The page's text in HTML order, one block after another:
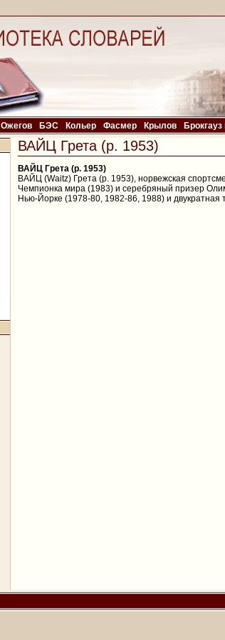
Ожегов БЭС Кольер Фасмер Крылов
ВАЙЦ Грета (р. 1953)
ВАЙЦ Грета (р. 1953)
ВАЙЦ (Waitz) Грета (р. 1953), норвежская
Чемпионка мира (1983) и серебряный призер
Нью-Йорке (1978-80, 1982-86, 1988) и